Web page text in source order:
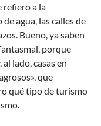
refiero a la
agua, las calles de
Bueno, ya saben
porque
lado, casas en
que
qué tipo de turismo